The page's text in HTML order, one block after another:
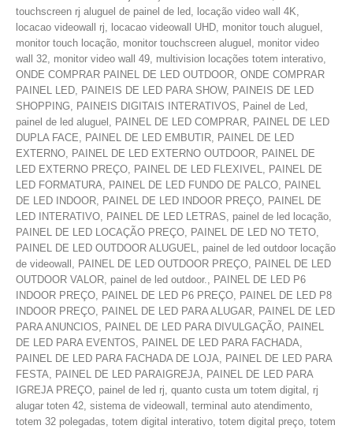
touchscreen rj aluguel de painel de led, locação video wall 4K,
locacao videowall rj, locacao videowall UHD, monitor touch aluguel,
monitor touch locação, monitor touchscreen aluguel, monitor video
wall 32, monitor video wall 49, multivision locações totem interativo,
ONDE COMPRAR PAINEL DE LED OUTDOOR, ONDE COMPRAR
PAINEL LED, PAINEIS DE LED PARA SHOW, PAINEIS DE LED
SHOPPING, PAINEIS DIGITAIS INTERATIVOS, Painel de Led,
painel de led aluguel, PAINEL DE LED COMPRAR, PAINEL DE LED
DUPLA FACE, PAINEL DE LED EMBUTIR, PAINEL DE LED
EXTERNO, PAINEL DE LED EXTERNO OUTDOOR, PAINEL DE
LED EXTERNO PREÇO, PAINEL DE LED FLEXIVEL, PAINEL DE
LED FORMATURA, PAINEL DE LED FUNDO DE PALCO, PAINEL
DE LED INDOOR, PAINEL DE LED INDOOR PREÇO, PAINEL DE
LED INTERATIVO, PAINEL DE LED LETRAS, painel de led locação,
PAINEL DE LED LOCAÇÃO PREÇO, PAINEL DE LED NO TETO,
PAINEL DE LED OUTDOOR ALUGUEL, painel de led outdoor locação
de videowall, PAINEL DE LED OUTDOOR PREÇO, PAINEL DE LED
OUTDOOR VALOR, painel de led outdoor., PAINEL DE LED P6
INDOOR PREÇO, PAINEL DE LED P6 PREÇO, PAINEL DE LED P8
INDOOR PREÇO, PAINEL DE LED PARA ALUGAR, PAINEL DE LED
PARA ANUNCIOS, PAINEL DE LED PARA DIVULGAÇÃO, PAINEL
DE LED PARA EVENTOS, PAINEL DE LED PARA FACHADA,
PAINEL DE LED PARA FACHADA DE LOJA, PAINEL DE LED PARA
FESTA, PAINEL DE LED PARAIGREJA, PAINEL DE LED PARA
IGREJA PREÇO, painel de led rj, quanto custa um totem digital, rj
alugar toten 42, sistema de videowall, terminal auto atendimento,
totem 32 polegadas, totem digital interativo, totem digital preço, totem